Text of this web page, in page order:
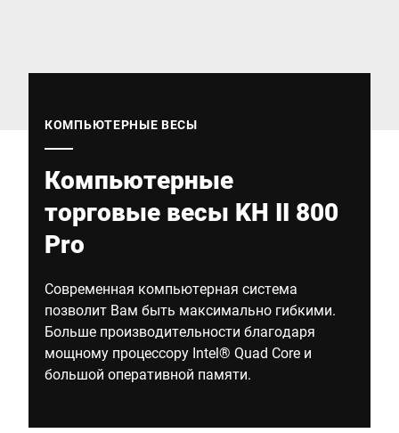
КОМПЬЮТЕРНЫЕ ВЕСЫ
Компьютерные
торговые весы KH II 800
Pro
Современная компьютерная система
позволит Вам быть максимально гибкими.
Больше производительности благодаря
мощному процессору Intel® Quad Core и
большой оперативной памяти.